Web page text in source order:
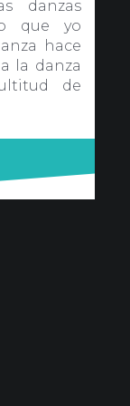
danzas
que yo
hace
la danza
de